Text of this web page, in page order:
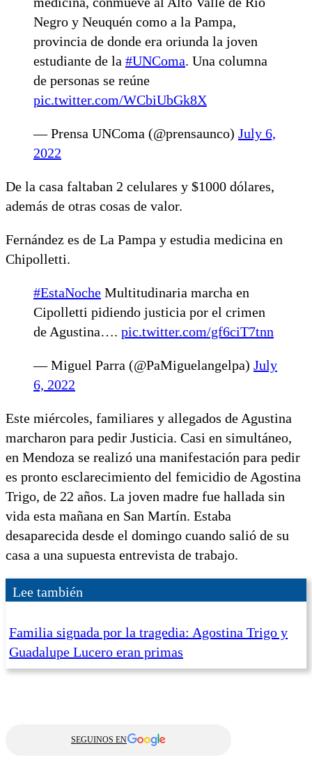
Negro y Neuquén como a la Pampa,
provincia de donde era oriunda la joven
estudiante de la #UNComa. Una columna
de personas se reúne
pic.twitter.com/WCbiUbGk8X
— Prensa UNComa (@prensaunco) July 6,
2022
De la casa faltaban 2 celulares y $1000 dólares,
además de otras cosas de valor.
Fernández es de La Pampa y estudia medicina en
Chipolletti.
#EstaNoche Multitudinaria marcha en
Cipolletti pidiendo justicia por el crimen
de Agustina…. pic.twitter.com/gf6ciT7tnn
— Miguel Parra (@PaMiguelangelpa) July
6, 2022
Este miércoles, familiares y allegados de Agustina
marcharon para pedir Justicia. Casi en simultáneo,
en Mendoza se realizó una manifestación para pedir
es pronto esclarecimiento del femicidio de Agostina
Trigo, de 22 años. La joven madre fue hallada sin
vida esta mañana en San Martín. Estaba
desaparecida desde el domingo cuando salió de su
casa a una supuesta entrevista de trabajo.
Lee también
Familia signada por la tragedia: Agostina Trigo y
Guadalupe Lucero eran primas
SEGUINOS EN